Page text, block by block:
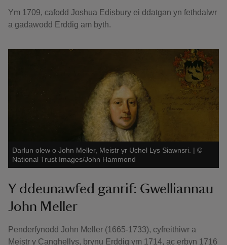
Ym 1709, cafodd Joshua Edisbury ei ddatgan yn fethdalwr
a gadawodd Erddig am byth.
Darlun olew o John Meller, Meistr yr Uchel Lys Siawnsri. | ©
National Trust Images/John Hammond
Y ddeunawfed ganrif: Gwelliannau
John Meller
Penderfynodd John Meller (1665-1733), cyfreithiwr a
Meistr y Canghellys, brynu Erddig ym 1714, ac erbyn 1716